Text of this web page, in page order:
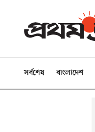
সর্বশেষ বাংলাদেশ